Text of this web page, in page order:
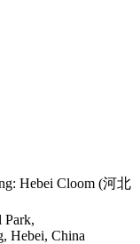
Hebei Cloom (河北
Park,
Hebei, China